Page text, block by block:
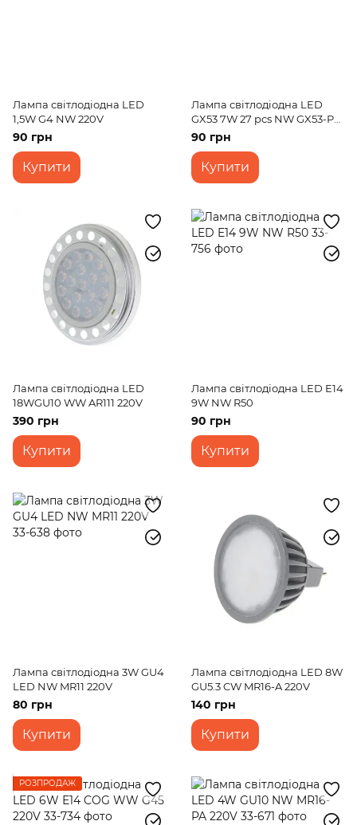
Лампа світлодіодна LED
1,5W G4 NW 220V
90 грн
Купити
Лампа світлодіодна LED
GX53 7W 27 pcs NW GX53-PA
SMD2835
90 грн
Купити
Лампа світлодіодна LED
18WGU10 WW AR111 220V
390 грн
Купити
Лампа світлодіодна LED E14
9W NW R50
90 грн
Купити
Лампа світлодіодна 3W GU4
LED NW MR11 220V
80 грн
Купити
Лампа світлодіодна LED 8W
GU5.3 CW MR16-A 220V
140 грн
Купити
РОЗПРОДАЖ